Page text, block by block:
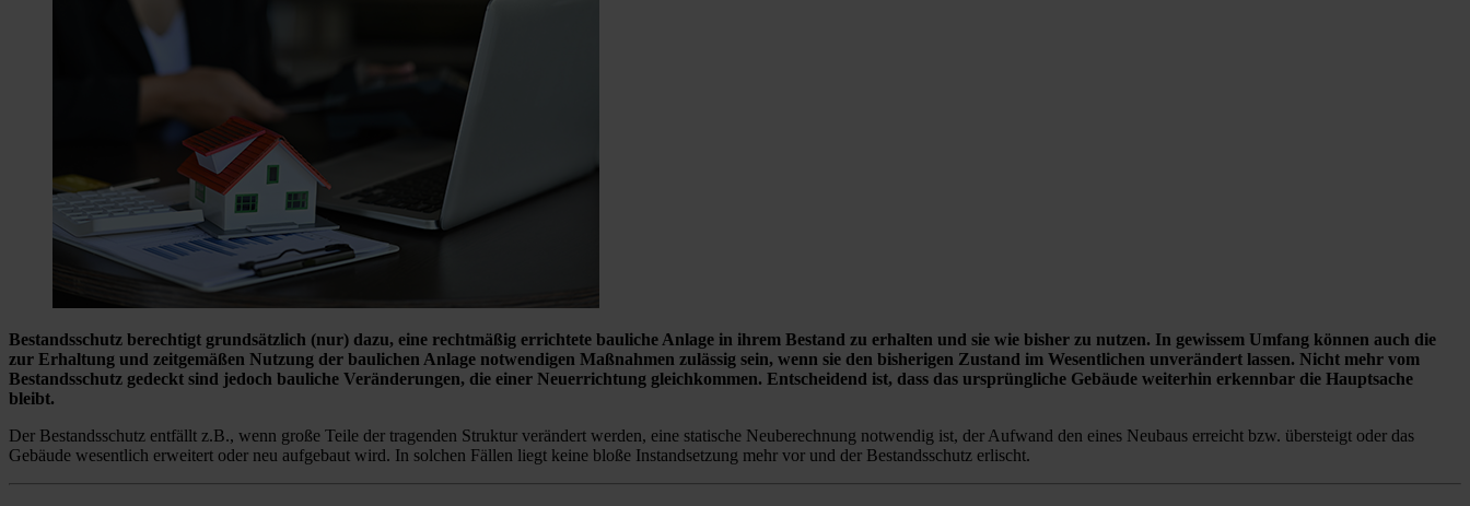
Bestandsschutz berechtigt grundsätzlich (nur) dazu, eine rechtmäßig errichtete bauliche Anlage in ihrem Bestand zu erhalten und sie wie bisher zu nutzen. In gewissem Umfang können auch die
zur Erhaltung und zeitgemäßen Nutzung der baulichen Anlage notwendigen Maßnahmen zulässig sein, wenn sie den bisherigen Zustand im Wesentlichen unverändert lassen. Nicht mehr vom
Bestandsschutz gedeckt sind jedoch bauliche Veränderungen, die einer Neuerrichtung gleichkommen. Entscheidend ist, dass das ursprüngliche Gebäude weiterhin erkennbar die Hauptsache
bleibt.
Der Bestandsschutz entfällt z.B., wenn große Teile der tragenden Struktur verändert werden, eine statische Neuberechnung notwendig ist, der Aufwand den eines Neubaus erreicht bzw. übersteigt oder das
Gebäude wesentlich erweitert oder neu aufgebaut wird. In solchen Fällen liegt keine bloße Instandsetzung mehr vor und der Bestandsschutz erlischt.